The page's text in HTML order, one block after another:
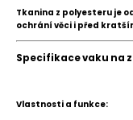
Tkanina z polyesteru je
ochrání věci i před
Specifikace vaku na
Vlastnosti a funkce: